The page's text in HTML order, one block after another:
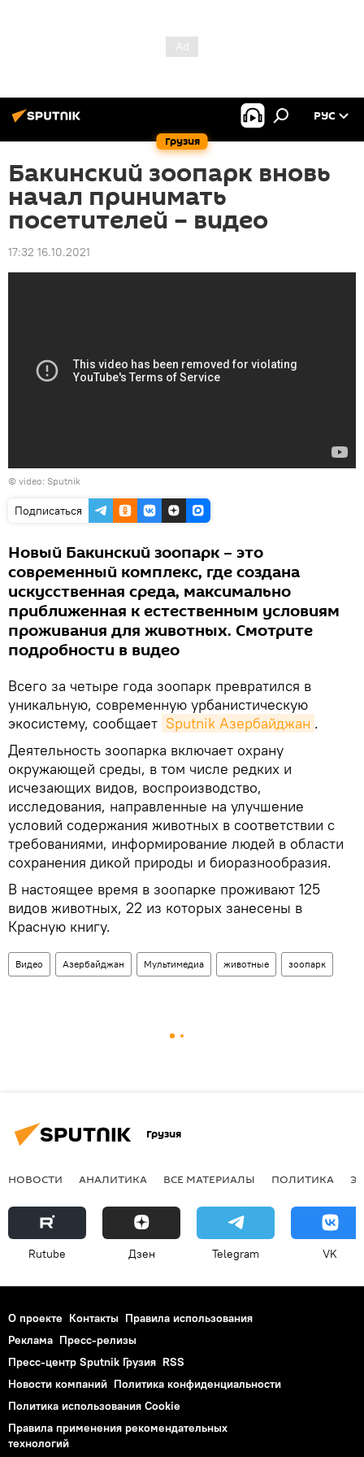
Грузия
РУС
Бакинский зоопарк вновь
начал принимать
посетителей – видео
17:32 16.10.2021
© video: Sputnik
Подписаться
Новый Бакинский зоопарк – это
современный комплекс, где создана
искусственная среда, максимально
приближенная к естественным условиям
проживания для животных. Смотрите
подробности в видео
Всего за четыре года зоопарк превратился в
уникальную, современную урбанистическую
экосистему, сообщает Sputnik Азербайджан .
Деятельность зоопарка включает охрану
окружающей среды, в том числе редких и
исчезающих видов, воспроизводство,
исследования, направленные на улучшение
условий содержания животных в соответствии с
требованиями, информирование людей в области
сохранения дикой природы и биоразнообразия.
В настоящее время в зоопарке проживают 125
видов животных, 22 из которых занесены в
Красную книгу.
Видео Азербайджан Мультимедиа животные зоопарк
Грузия
НОВОСТИ АНАЛИТИКА ВСЕ МАТЕРИАЛЫ ПОЛИТИКА
Rutube Дзен Telegram VK
О проекте Контакты Правила использования
Реклама Пресс-релизы
Пресс-центр Sputnik Грузия RSS
Новости компаний Политика конфиденциальности
Политика использования Cookie
Правила применения рекомендательных
технологий